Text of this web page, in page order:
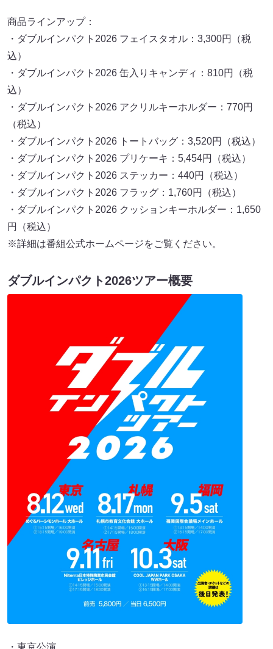
商品ラインアップ：
・ダブルインパクト2026 フェイスタオル：3,300円（税
込）
・ダブルインパクト2026 缶入りキャンディ：810円（税
込）
・ダブルインパクト2026 アクリルキーホルダー：770円
（税込）
・ダブルインパクト2026 トートバッグ：3,520円（税込）
・ダブルインパクト2026 プリケーキ：5,454円（税込）
・ダブルインパクト2026 ステッカー：440円（税込）
・ダブルインパクト2026 フラッグ：1,760円（税込）
・ダブルインパクト2026 クッションキーホルダー：1,650
円（税込）
※詳細は番組公式ホームページをご覧ください。
ダブルインパクト2026ツアー概要